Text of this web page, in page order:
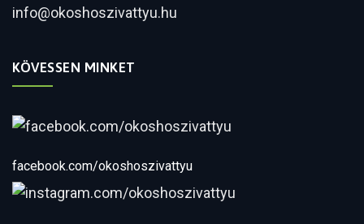
info@okoshoszivattyu.hu
KÖVESSEN MINKET
facebook.com/okoshoszivattyu